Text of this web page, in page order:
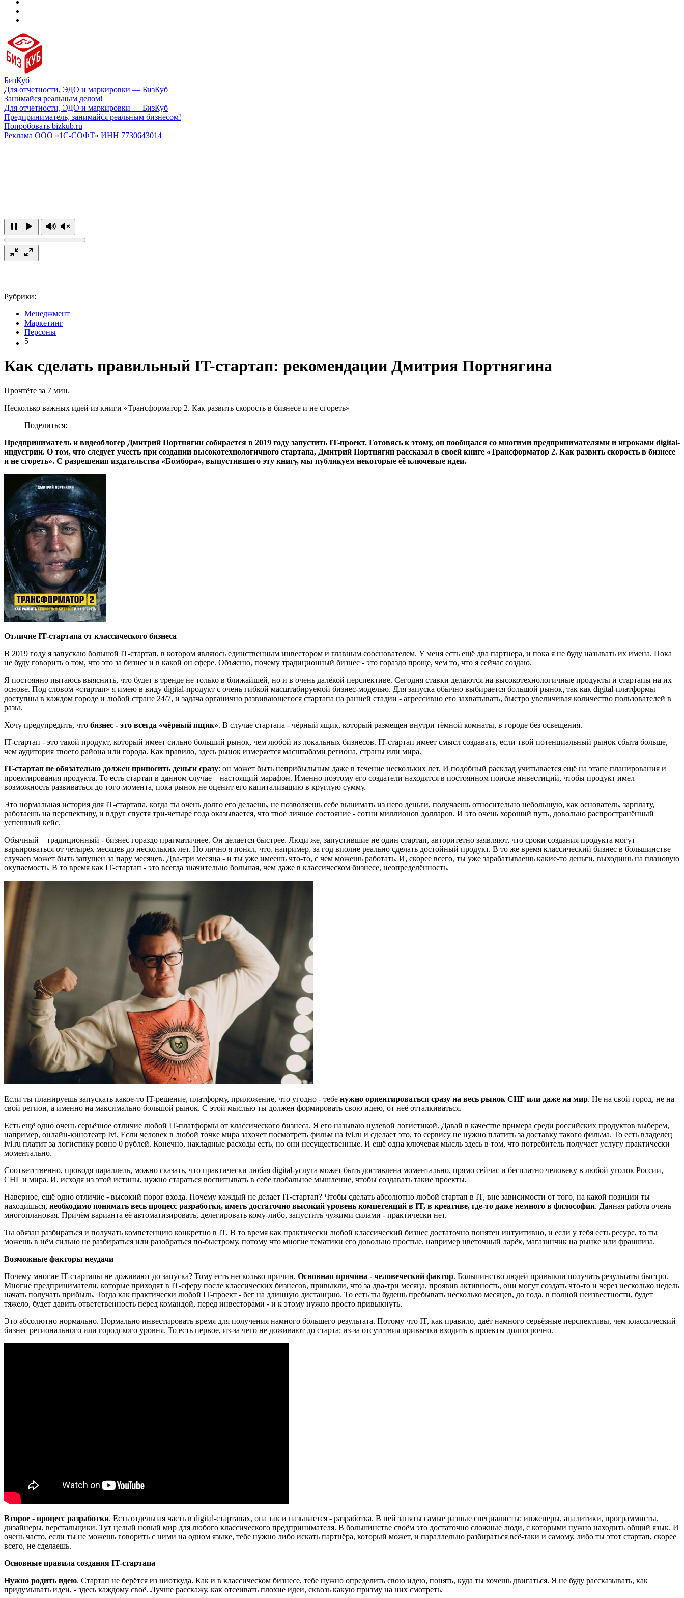
БизКуб
Для отчетности, ЭДО и маркировки — БизКуб
Занимайся реальным делом!
Для отчетности, ЭДО и маркировки — БизКуб
Предприниматель, занимайся реальным бизнесом!
Попробовать bizkub.ru
Реклама ООО «1С-СОФТ» ИНН 7730643014
Рубрики:
Менеджмент
Маркетинг
Персоны
5
Как сделать правильный IT-стартап: рекомендации Дмитрия Портнягина
Прочтёте за 7 мин.
Несколько важных идей из книги «Трансформатор 2. Как развить скорость в бизнесе и не сгореть»
Поделиться:
Предприниматель и видеоблогер Дмитрий Портнягин собирается в 2019 году запустить IT-проект. Готовясь к этому, он пообщался со многими предпринимателями и игроками digital-
индустрии. О том, что следует учесть при создании высокотехнологичного стартапа, Дмитрий Портнягин рассказал в своей книге «Трансформатор 2. Как развить скорость в бизнесе
и не сгореть». С разрешения издательства «Бомбора», выпустившего эту книгу, мы публикуем некоторые её ключевые идеи.
Отличие IT-стартапа от классического бизнеса
В 2019 году я запускаю большой IT-стартап, в котором являюсь единственным инвестором и главным сооснователем. У меня есть ещё два партнера, и пока я не буду называть их имена. Пока
не буду говорить о том, что это за бизнес и в какой он сфере. Объясню, почему традиционный бизнес - это гораздо проще, чем то, что я сейчас создаю.
Я постоянно пытаюсь выяснить, что будет в тренде не только в ближайшей, но и в очень далёкой перспективе. Сегодня ставки делаются на высокотехнологичные продукты и стартапы на их
основе. Под словом «стартап» я имею в виду digital-продукт с очень гибкой масштабируемой бизнес-моделью. Для запуска обычно выбирается большой рынок, так как digital-платформы
доступны в каждом городе и любой стране 24/7, и задача органично развивающегося стартапа на ранней стадии - агрессивно его захватывать, быстро увеличивая количество пользователей в
разы.
Хочу предупредить, что бизнес - это всегда «чёрный ящик». В случае стартапа - чёрный ящик, который размещен внутри тёмной комнаты, в городе без освещения.
IT-стартап - это такой продукт, который имеет сильно больший рынок, чем любой из локальных бизнесов. IT-стартап имеет смысл создавать, если твой потенциальный рынок сбыта больше,
чем аудитория твоего района или города. Как правило, здесь рынок измеряется масштабами региона, страны или мира.
IT-стартап не обязательно должен приносить деньги сразу: он может быть неприбыльным даже в течение нескольких лет. И подобный расклад учитывается ещё на этапе планирования и
проектирования продукта. То есть стартап в данном случае – настоящий марафон. Именно поэтому его создатели находятся в постоянном поиске инвестиций, чтобы продукт имел
возможность развиваться до того момента, пока рынок не оценит его капитализацию в круглую сумму.
Это нормальная история для IT-стартапа, когда ты очень долго его делаешь, не позволяешь себе вынимать из него деньги, получаешь относительно небольшую, как основатель, зарплату,
работаешь на перспективу, и вдруг спустя три-четыре года оказывается, что твоё личное состояние - сотни миллионов долларов. И это очень хороший путь, довольно распространённый
успешный кейс.
Обычный – традиционный - бизнес гораздо прагматичнее. Он делается быстрее. Люди же, запустившие не один стартап, авторитетно заявляют, что сроки создания продукта могут
варьироваться от четырёх месяцев до нескольких лет. Но лично я понял, что, например, за год вполне реально сделать достойный продукт. В то же время классический бизнес в большинстве
случаев может быть запущен за пару месяцев. Два-три месяца - и ты уже имеешь что-то, с чем можешь работать. И, скорее всего, ты уже зарабатываешь какие-то деньги, выходишь на плановую
окупаемость. В то время как IT-стартап - это всегда значительно большая, чем даже в классическом бизнесе, неопределённость.
Если ты планируешь запускать какое-то IT-решение, платформу, приложение, что угодно - тебе нужно ориентироваться сразу на весь рынок СНГ или даже на мир. Не на свой город, не на
свой регион, а именно на максимально большой рынок. С этой мыслью ты должен формировать свою идею, от неё отталкиваться.
Есть ещё одно очень серьёзное отличие любой IT-платформы от классического бизнеса. Я его называю нулевой логистикой. Давай в качестве примера среди российских продуктов выберем,
например, онлайн-кинотеатр Ivi. Если человек в любой точке мира захочет посмотреть фильм на ivi.ru и сделает это, то сервису не нужно платить за доставку такого фильма. То есть владелец
ivi.ru платит за логистику ровно 0 рублей. Конечно, накладные расходы есть, но они несущественные. И ещё одна ключевая мысль здесь в том, что потребитель получает услугу практически
моментально.
Соответственно, проводя параллель, можно сказать, что практически любая digital-услуга может быть доставлена моментально, прямо сейчас и бесплатно человеку в любой уголок России,
СНГ и мира. И, исходя из этой истины, нужно стараться воспитывать в себе глобальное мышление, чтобы создавать такие проекты.
Наверное, ещё одно отличие - высокий порог входа. Почему каждый не делает IT-стартап? Чтобы сделать абсолютно любой стартап в IT, вне зависимости от того, на какой позиции ты
находишься, необходимо понимать весь процесс разработки, иметь достаточно высокий уровень компетенций в IT, в креативе, где-то даже немного в философии. Данная работа очень
многоплановая. Причём варианта её автоматизировать, делегировать кому-либо, запустить чужими силами - практически нет.
Ты обязан разбираться и получать компетенцию конкретно в IT. В то время как практически любой классический бизнес достаточно понятен интуитивно, и если у тебя есть ресурс, то ты
можешь в нём сильно не разбираться или разобраться по-быстрому, потому что многие тематики его довольно простые, например цветочный ларёк, магазинчик на рынке или франшиза.
Возможные факторы неудачи
Почему многие IT-стартапы не доживают до запуска? Тому есть несколько причин. Основная причина - человеческий фактор. Большинство людей привыкли получать результаты быстро.
Многие предприниматели, которые приходят в IT-сферу после классических бизнесов, привыкли, что за два-три месяца, проявив активность, они могут создать что-то и через несколько недель
начать получать прибыль. Тогда как практически любой IT-проект - бег на длинную дистанцию. То есть ты будешь пребывать несколько месяцев, до года, в полной неизвестности, будет
тяжело, будет давить ответственность перед командой, перед инвесторами - и к этому нужно просто привыкнуть.
Это абсолютно нормально. Нормально инвестировать время для получения намного большего результата. Потому что IT, как правило, даёт намного серьёзные перспективы, чем классический
бизнес регионального или городского уровня. То есть первое, из-за чего не доживают до старта: из-за отсутствия привычки входить в проекты долгосрочно.
Второе - процесс разработки. Есть отдельная часть в digital-стартапах, она так и называется - разработка. В ней заняты самые разные специалисты: инженеры, аналитики, программисты,
дизайнеры, верстальщики. Тут целый новый мир для любого классического предпринимателя. В большинстве своём это достаточно сложные люди, с которыми нужно находить общий язык. И
очень часто, если ты не можешь говорить с ними на одном языке, тебе нужно либо искать партнёра, который может, и параллельно разбираться всё-таки и самому, либо ты этот стартап, скорее
всего, не сделаешь.
Основные правила создания IT-стартапа
Нужно родить идею. Стартап не берётся из ниоткуда. Как и в классическом бизнесе, тебе нужно определить свою идею, понять, куда ты хочешь двигаться. Я не буду рассказывать, как
придумывать идеи, - здесь каждому своё. Лучше расскажу, как отсеивать плохие идеи, сквозь какую призму на них смотреть.